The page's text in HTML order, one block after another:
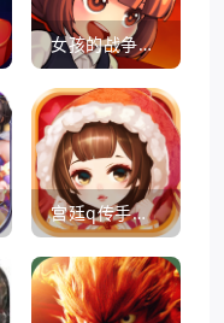
女孩的战争手机版(暂未上线)
宫廷q传手游百度版